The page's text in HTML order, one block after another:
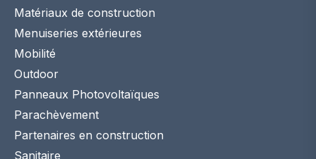
Matériaux de construction
Menuiseries extérieures
Mobilité
Outdoor
Panneaux Photovoltaïques
Parachèvement
Partenaires en construction
Sanitaire